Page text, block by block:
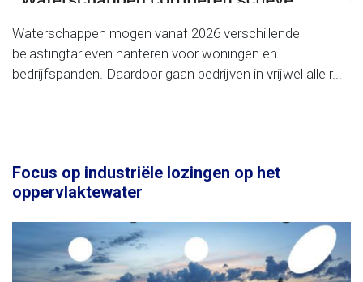
Waterschappen mogen vanaf 2026 verschillende
belastingtarieven hanteren voor woningen en
bedrijfspanden. Daardoor gaan bedrijven in vrijwel alle r...
Focus op industriële lozingen op het
oppervlaktewater